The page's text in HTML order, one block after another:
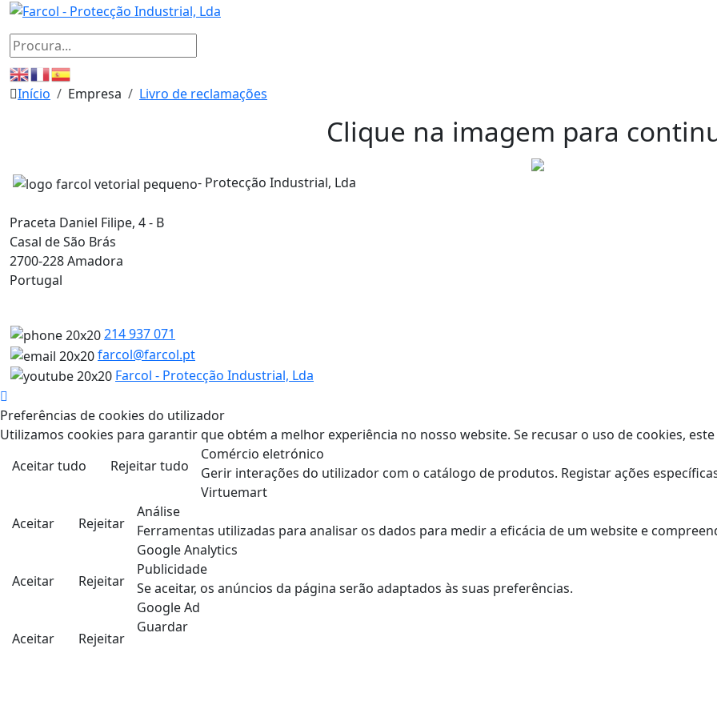
Início Empresa Livro de reclamações
Clique na imagem para
- Protecção Industrial, Lda
Praceta Daniel Filipe, 4 - B
Casal de São Brás
2700-228 Amadora
Portugal
214 937 071
farcol@farcol.pt
Farcol - Protecção Industrial, Lda
Preferências de cookies do utilizador
Utilizamos cookies para garantir que obtém a melhor experiência no nosso website. Se recusar o uso de cookies,
Aceitar tudo
Rejeitar tudo
Comércio eletrónico
Gerir interações do utilizador com o catálogo de produtos. Registar ações
Virtuemart
Aceitar
Rejeitar
Análise
Ferramentas utilizadas para analisar os dados para medir a eficácia de um website e
Google Analytics
Aceitar
Rejeitar
Publicidade
Se aceitar, os anúncios da página serão adaptados às suas preferências.
Google Ad
Aceitar
Rejeitar
Guardar